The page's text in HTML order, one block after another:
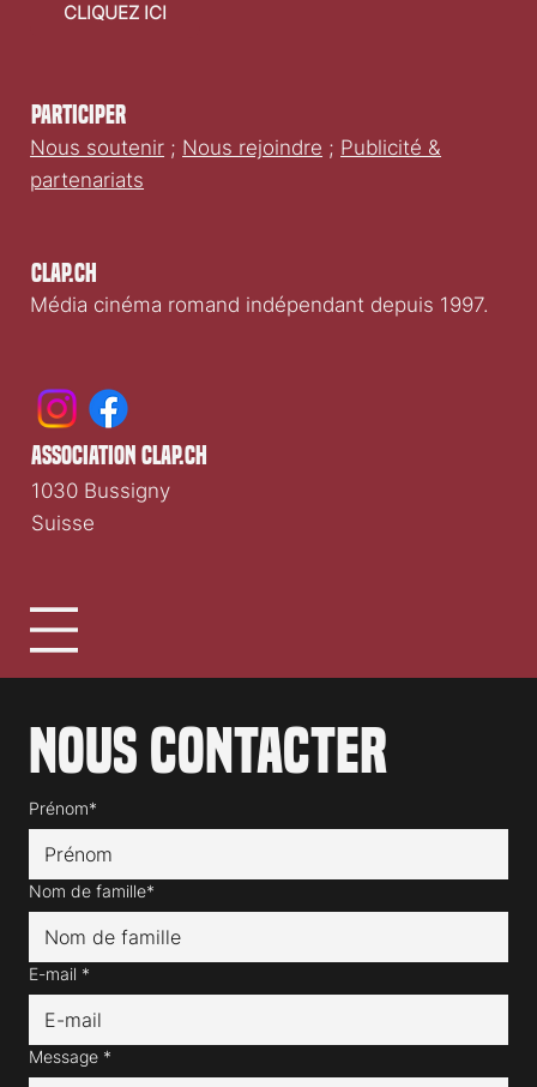
Clap.ch
Média cinéma romand indépendant depuis 1997.
Participer
Nous soutenir ; Nous rejoindre ; Publicité &
partenariats
Nous contacter
Prénom*
Nom de famille*
E-mail *
Message *
CLIQUEZ ICI
association clap.ch
1030 Bussigny
Suisse